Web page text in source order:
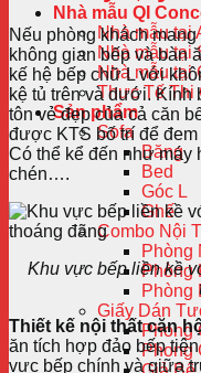
Nhà mẫu QI
Nhà mẫu tại
Nhà mẫu tại
Nhà mẫu tại
Thực Tế Thi
Sản phẩm
Sofa
Băng
Bed
Góc L
Ghế
Combo Nội
Phòng
Phòng
Phòng
Giấy Dán
Phong
Phong
Nếu phòng khách
không gian bếp và bàn
kế hệ bếp chữ L với
kệ tủ trên và dưới. Kính
tôn vẻ đẹp của cả căn
được KTS bố trí để
Có thể kể đến như máy
chén….
Khu vực bếp liền kề
Thiết kế nội thất căn
ăn tích hợp đảo bếp
vực bếp chính và giữa